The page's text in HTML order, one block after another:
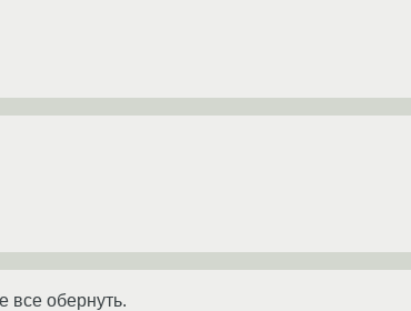
все обернуть.